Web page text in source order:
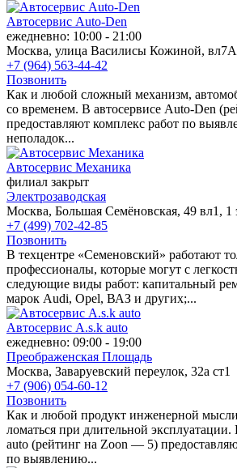
Автосервис Auto-Den
ежедневно: 10:00 - 21:00
Москва, улица Василисы Кожиной, вл7А
+7 (964) 563-44-42
Позвонить
Как и любой сложный механизм,
со временем. В автосервисе Auto-Den
предоставляют комплекс работ по
неполадок...
Автосервис Механика
филиал закрыт
Электрозаводская
Москва, Большая Семёновская, 49 вл1, 1
+7 (499) 702-42-85
Позвонить
В техцентре «Семеновский» работают
профессионалы, которые могут с
следующие виды работ: капитальный
марок Audi, Opel, ВАЗ и других;...
Автосервис A.s.k auto
ежедневно: 09:00 - 19:00
Преображенская Площадь
Москва, Заваруевский переулок, 32а ст1
+7 (906) 054-60-12
Позвонить
Как и любой продукт инженерной
ломаться при длительной эксплуатации.
auto (рейтинг на Zoon — 5)
по выявлению...